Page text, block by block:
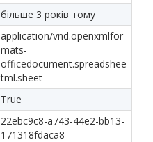
більше 3 років тому
application/vnd.openxmlfor
mats-
officedocument.spreadshee
tml.sheet
True
22ebc9c8-a743-44e2-bb13-
171318fdaca8